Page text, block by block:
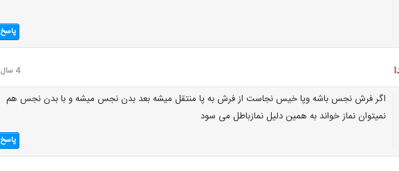
پاسخ
4 سال قبل
اگر فرش نجس باشه وپا خیس نجاست از فرش به پا منتقل میشه بعد بدن نجس میشه و با بدن نجس هم
نمیتوان نماز خواند به همین دلیل نمازباطل می‌ سود
پاسخ